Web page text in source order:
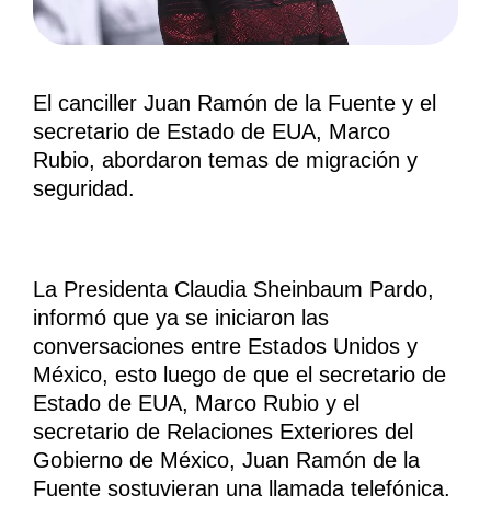
El canciller Juan Ramón de la Fuente y el
secretario de Estado de EUA, Marco
Rubio, abordaron temas de migración y
seguridad.
La Presidenta Claudia Sheinbaum Pardo,
informó que ya se iniciaron las
conversaciones entre Estados Unidos y
México, esto luego de que el secretario de
Estado de EUA, Marco Rubio y el
secretario de Relaciones Exteriores del
Gobierno de México, Juan Ramón de la
Fuente sostuvieran una llamada telefónica.